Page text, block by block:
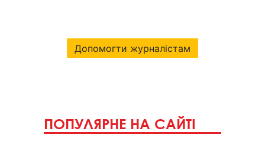
Допомогти журналістам
ПОПУЛЯРНЕ НА САЙТІ